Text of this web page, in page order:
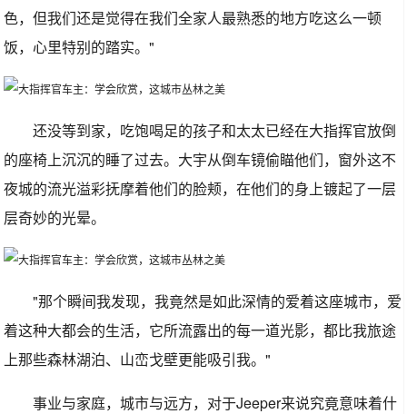
色，但我们还是觉得在我们全家人最熟悉的地方吃这么一顿
饭，心里特别的踏实。"
还没等到家，吃饱喝足的孩子和太太已经在大指挥官放倒
的座椅上沉沉的睡了过去。大宇从倒车镜偷瞄他们，窗外这不
夜城的流光溢彩抚摩着他们的脸颊，在他们的身上镀起了一层
层奇妙的光晕。
"那个瞬间我发现，我竟然是如此深情的爱着这座城市，爱
着这种大都会的生活，它所流露出的每一道光影，都比我旅途
上那些森林湖泊、山峦戈壁更能吸引我。"
事业与家庭，城市与远方，对于Jeeper来说究竟意味着什